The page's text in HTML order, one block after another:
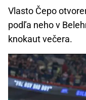
Vlasto Čepo
podľa neho v
knokaut večera.